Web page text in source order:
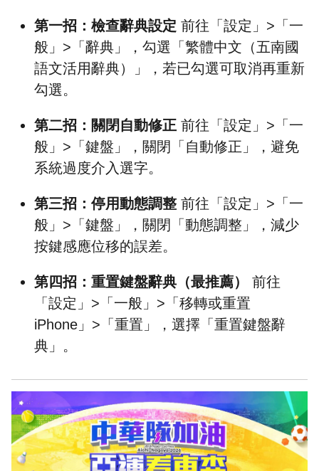
第一招：檢查辭典設定 前往「設定」>「一
般」>「辭典」，勾選「繁體中文（五南國
語文活用辭典）」，若已勾選可取消再重新
勾選。
第二招：關閉自動修正 前往「設定」>「一
般」>「鍵盤」，關閉「自動修正」，避免
系統過度介入選字。
第三招：停用動態調整前往「設定」>「一
般」>「鍵盤」，關閉「動態調整」，減少
按鍵感應位移的誤差。
第四招：重置鍵盤辭典（最推薦）
前往
「設定」>「一般」>「移轉或重置
iPhone」>「重置」，選擇「重置鍵盤辭
典」。